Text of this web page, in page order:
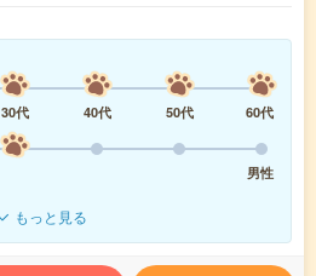
30代 40代 50代
60代
男性
もっと見る